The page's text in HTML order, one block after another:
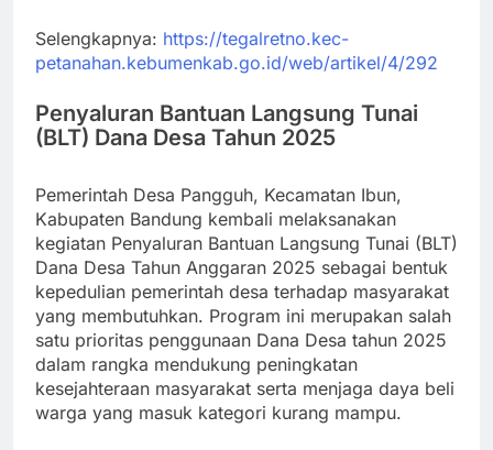
Selengkapnya: https://tegalretno.kec-
petanahan.kebumenkab.go.id/web/artikel/4/292
Penyaluran Bantuan Langsung Tunai
(BLT) Dana Desa Tahun 2025
Pemerintah Desa Pangguh, Kecamatan Ibun,
Kabupaten Bandung kembali melaksanakan
kegiatan Penyaluran Bantuan Langsung Tunai (BLT)
Dana Desa Tahun Anggaran 2025 sebagai bentuk
kepedulian pemerintah desa terhadap masyarakat
yang membutuhkan. Program ini merupakan salah
satu prioritas penggunaan Dana Desa tahun 2025
dalam rangka mendukung peningkatan
kesejahteraan masyarakat serta menjaga daya beli
warga yang masuk kategori kurang mampu.